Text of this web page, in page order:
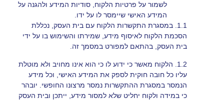
לשמור על פרטיות הלקוח, סודיות המידע ולהגנה על
המידע האישי שיימסר לו על ידו.
1.1. במסגרת התקשרות הלקוח עם בית העסק, נכללת
הסכמת הלקוח לאיסוף מידע, שמירתו והשימוש בו על ידי
בית העסק, בהתאם למפורט במסמך זה.
1.2. הלקוח מאשר כי ידוע לו כי הוא אינו מחויב ולא מוטלת
עליו כל חובה חוקית לספק את המידע האישי, וכל מידע
הנמסר במסגרת ההתקשרות נמסר מרצונו החופשי. יובהר
כי במידה ולקוח יחליט שלא למסור מידע, ייתכן ובית העסק